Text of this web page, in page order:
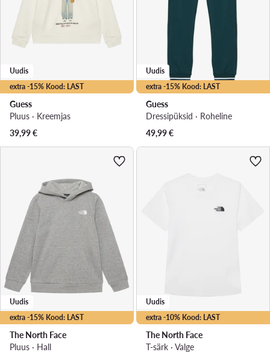
extra -15% Kood: LAST
Uudis
Guess
Pluus · Kreemjas
39,99€
extra -15% Kood: LAST
Uudis
Guess
Dressipüksid · Roheline
49,99€
extra -15% Kood: LAST
Uudis
The North Face
Pluus · Hall
extra -10% Kood: LAST
Uudis
The North Face
T-särk · Valge